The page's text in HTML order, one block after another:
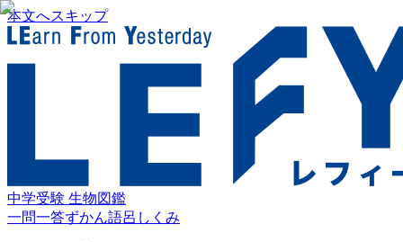
本文へスキップ
中学受験 生物図鑑
一問一答ずかん語呂 しくみ